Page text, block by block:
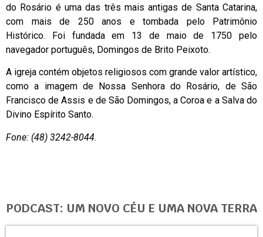
do Rosário é uma das três mais antigas de Santa Catarina,
com mais de 250 anos e tombada pelo Patrimônio
Histórico. Foi fundada em 13 de maio de 1750 pelo
navegador português, Domingos de Brito Peixoto.
A igreja contém objetos religiosos com grande valor artístico,
como a imagem de Nossa Senhora do Rosário, de São
Francisco de Assis e de São Domingos, a Coroa e a Salva do
Divino Espírito Santo.
Fone: (48) 3242-8044.
PODCAST: UM NOVO CÉU E UMA NOVA TERRA